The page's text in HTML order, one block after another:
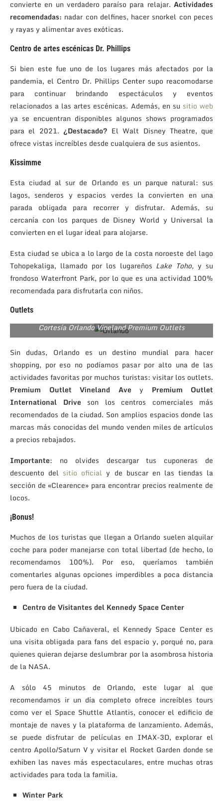
convierte en un verdadero paraíso para relajar. Actividades
recomendadas: nadar con delfines, hacer snorkel con peces
y rayas y alimentar aves exóticas.
Centro de artes escénicas Dr. Phillips
Si bien este fue uno de los lugares más afectados por la
pandemia, el Centro Dr. Phillips Center supo reacomodarse
para continuar brindando espectáculos y eventos
relacionados a las artes escénicas. Además, en su sitio web
ya se encuentran disponibles algunos shows programados
para el 2021. ¿Destacado? El Walt Disney Theatre, que
ofrece vistas increíbles desde cualquiera de sus asientos.
Kissimme
Esta ciudad al sur de Orlando es un parque natural: sus
lagos, senderos y espacios verdes la convierten en una
parada obligada para recorrer y disfrutar. Además, su
cercanía con los parques de Disney World y Universal la
convierten en el lugar ideal para alojarse.
Esta ciudad se ubica a lo largo de la costa noroeste del lago
Tohopekaliga, llamado por los lugareños Lake Toho, y su
frondoso Waterfront Park, por lo que es una actividad 100%
recomendada para disfrutarla con niños.
Outlets
Cortesía Orlando Vineland Premium Outlets
Sin dudas, Orlando es un destino mundial para hacer
shopping, por eso no podíamos pasar por alto una de las
actividades favoritas por muchos turistas: visitar los outlets.
Premium Outlet Vineland Ave y Premium Outlet
International Drive son los centros comerciales más
recomendados de la ciudad. Son amplios espacios donde las
marcas más conocidas del mundo venden miles de artículos
a precios rebajados.
Importante: no olvides descargar tus cuponeras de
descuento del sitio oficial y de buscar en las tiendas la
sección de «Clearence» para encontrar precios realmente de
locos.
¡Bonus!
Muchos de los turistas que llegan a Orlando suelen alquilar
coche para poder manejarse con total libertad (de hecho, lo
recomendamos 100%). Por eso, queríamos también
comentarles algunas opciones imperdibles a poca distancia
pero fuera de la ciudad.
Centro de Visitantes del Kennedy Space Center
Ubicado en Cabo Cañaveral, el Kennedy Space Center es
una visita obligada para fans del espacio y, porqué no, para
quienes quieran dejarse deslumbrar por la asombrosa historia
de la NASA.
A sólo 45 minutos de Orlando, este lugar al que
recomendamos ir un día completo ofrece increíbles tours
como ver el Space Shuttle Atlantis, conocer el edificio de
montaje de naves y la plataforma de lanzamiento. Además,
se puede disfrutar de películas en IMAX-3D, explorar el
centro Apollo/Saturn V y visitar el Rocket Garden donde se
exhiben las naves más espectaculares, entre muchas otras
actividades para toda la familia.
Winter Park